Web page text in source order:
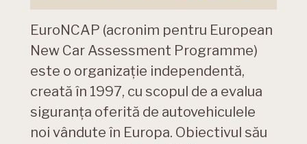
EuroNCAP (acronim pentru European
New Car Assessment Programme)
este o organizație independentă,
creată în 1997, cu scopul de a evalua
siguranța oferită de autovehiculele
noi vândute în Europa. Obiectivul său